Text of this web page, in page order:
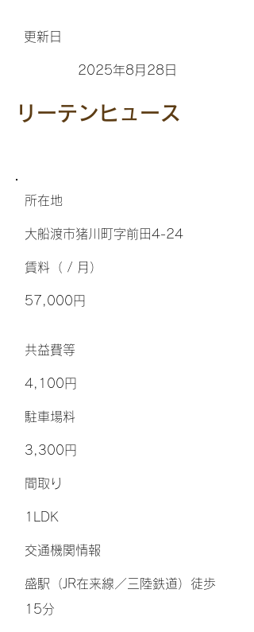
更新日
2025年8月28日
リーテンヒュース
所在地
大船渡市猪川町字前田4-24
​賃料（ / 月）
57,000円
​共益費等
4,100円
​駐車場料
3,300円
間取り
1LDK
交通機関情報
盛駅（JR在来線／三陸鉄道）徒歩
15分